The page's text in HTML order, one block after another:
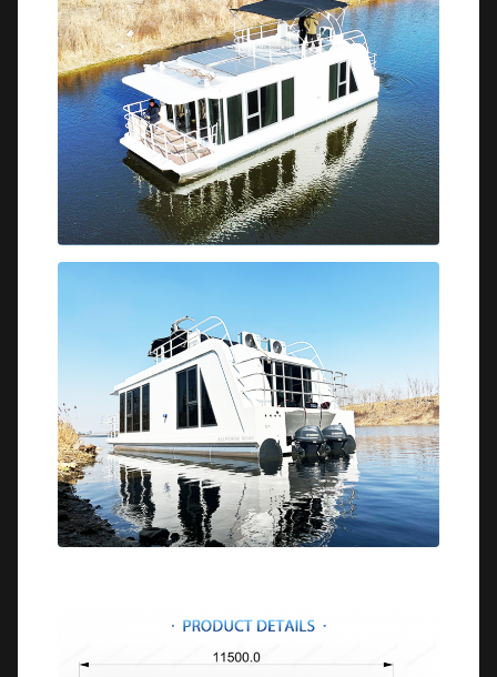
ट्रेलर (ब्रेक के साथ)
नेविगेशन प्रकाश
प्रकाश।
नौका कवर सौजन्य एलईडी
अलग करने योग्य मछली पकड़ने की कुर्सी